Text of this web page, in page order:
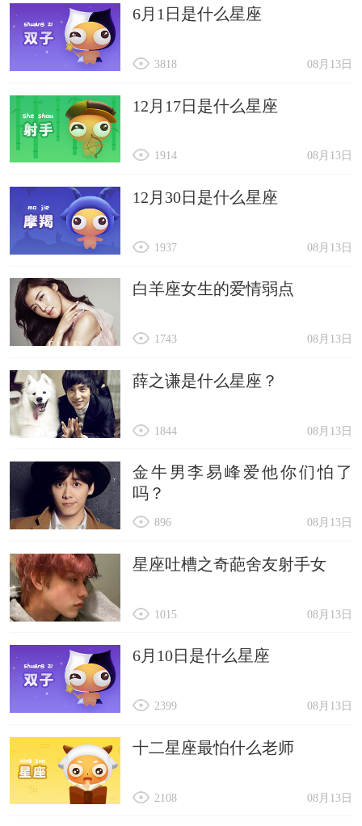
6月1日是什么星座
08月13日
3818
12月17日是什么星座
08月13日
1914
12月30日是什么星座
08月13日
1937
白羊座女生的爱情弱点
08月13日
1743
薛之谦是什么星座？
08月13日
1844
金牛男李易峰爱他你们怕了
吗？
08月13日
896
星座吐槽之奇葩舍友射手女
08月13日
1015
6月10日是什么星座
08月13日
2399
十二星座最怕什么老师
08月13日
2108